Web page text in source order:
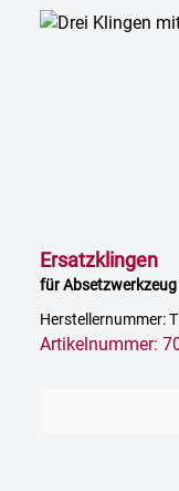
Ersatzklingen
für
Herstellernummer:
Artikelnummer: